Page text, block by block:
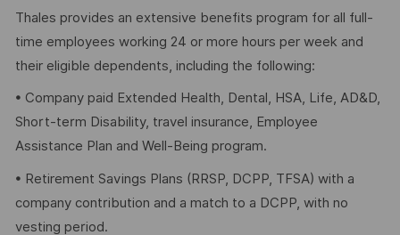
Thales provides an extensive benefits program for all full-
time employees working 24 or more hours per week and
their eligible dependents, including the following:
• Company paid Extended Health, Dental, HSA, Life, AD&D,
Short-term Disability, travel insurance, Employee
Assistance Plan and Well-Being program.
• Retirement Savings Plans (RRSP, DCPP, TFSA) with a
company contribution and a match to a DCPP, with no
vesting period.